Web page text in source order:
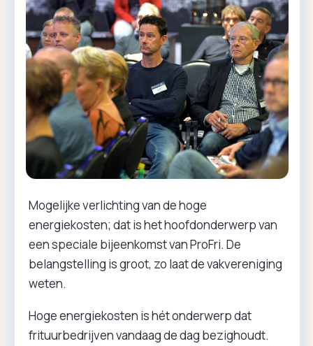
Mogelijke verlichting van de hoge
energiekosten; dat is het hoofdonderwerp van
een speciale bijeenkomst van ProFri. De
belangstelling is groot, zo laat de vakvereniging
weten.
Hoge energiekosten is hét onderwerp dat
frituurbedrijven vandaag de dag bezighoudt.